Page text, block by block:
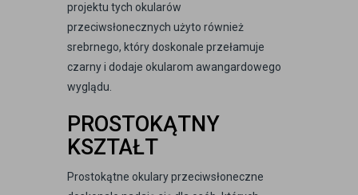
projektu tych okularów
przeciwsłonecznych użyto również
srebrnego, który doskonale przełamuje
czarny i dodaje okularom awangardowego
wyglądu.
PROSTOKĄTNY
KSZTAŁT
Prostokątne okulary przeciwsłoneczne